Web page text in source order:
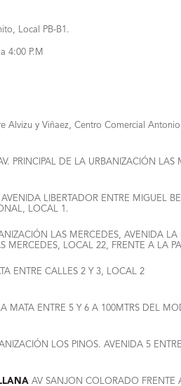
Local PB-B1.
4:00 P.M
Alvizu y Viñaez, Centro Comercial
PRINCIPAL DE LA URBANIZACIÓN LAS
AVENIDA LIBERTADOR ENTRE MIGUEL
LOCAL 1.
LAS MERCEDES, AVENIDA
MERCEDES, LOCAL 22, FRENTE A LA
ENTRE CALLES 2 Y 3, LOCAL 2
MATA ENTRE 5 Y 6 A 100MTRS DEL
LOS PINOS. AVENIDA 5
AV SANJON COLORADO FRENTE